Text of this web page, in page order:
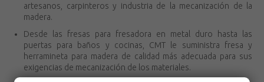
artesanos, carpinteros y industria de la mecanización de la
madera.
Desde las fresas para fresadora en metal duro hasta las
puertas para baños y cocinas, CMT le suministra fresa y
herramineta para madera de calidad más adecuada para sus
exigencias de mecanización de los materiales.